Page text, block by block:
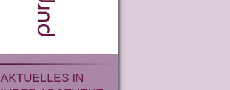
AKTUELLES IN